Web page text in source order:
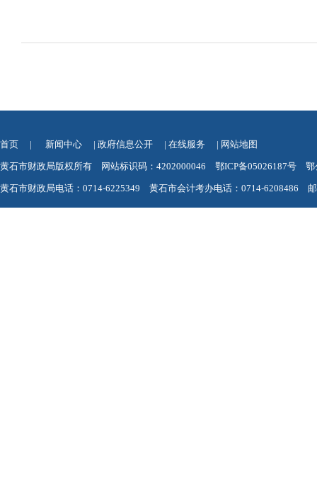
首页 | 新闻中心 | 政府信息公开 | 在线服务 | 网站地图
黄石市财政局版权所有 网站标识码：4202000046 鄂ICP备05026187号 鄂
黄石市财政局电话：0714-6225349 黄石市会计考办电话：0714-6208486